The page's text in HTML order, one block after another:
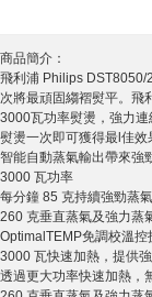
商品簡介：
飛利浦 Philips DST8050/
次將最頑固縐褶熨平。飛
3000瓦功率熨燙，強力連
熨燙一次即可獲得最l佳效
智能自動蒸氣輸出帶來強
3000 瓦功率
每分鐘 85 克持續強勁蒸
260 克垂直蒸氣及強力蒸
OptimalTEMP免調校溫控
3000 瓦快速加熱，提供強
透過更大功率快速加熱，